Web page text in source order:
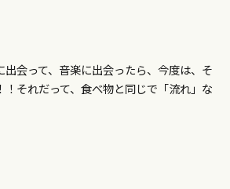
会って、音楽に出会ったら、今度は、そ
それだって、食べ物と同じで「流れ」な